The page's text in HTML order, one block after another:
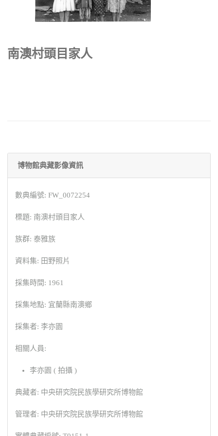
南澳村頭目家人
博物館典藏影像資訊
數典編號: FW_0072254
標題: 南澳村頭目家人
族群: 泰雅族
資料集: 田野照片
採集時間: 1961
採集地點: 宜蘭縣南澳鄉
採集者: 李亦園
相關人員:
李亦園 ( 拍攝 )
典藏者: 中央研究院民族學研究所博物館
管理者: 中央研究院民族學研究所博物館